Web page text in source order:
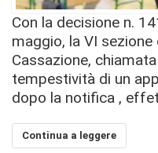
Con la decisione n.
maggio, la VI
Cassazione,
tempestività di un
dopo la notifica ,
Continua a leggere